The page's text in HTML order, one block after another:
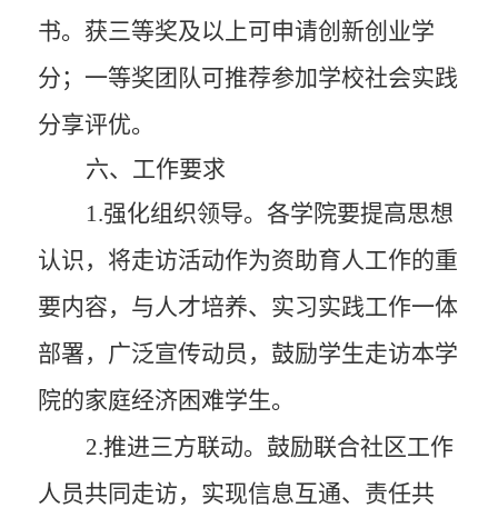
书。获三等奖及以上可申请创新创业学
分；一等奖团队可推荐参加学校社会实践
分享评优。
六、工作要求
1 .强化组织领导。各学院要提高思想
认识，将走访活动作为资助育人工作的重
要内容，与人才培养、实习实践工作一体
部署，广泛宣传动员 ，鼓励学生走访本学
院的家庭经济困难学生。
2.推进三方联动。 鼓励联合社区工作
人员共同走访，实现信息互通、责任共